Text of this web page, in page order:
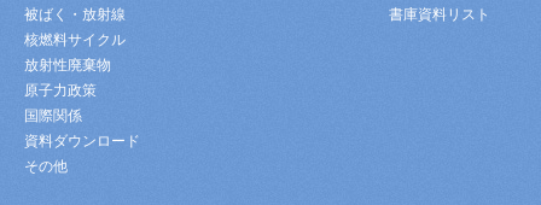
被ばく・放射線
核燃料サイクル
放射性廃棄物
原子力政策
国際関係
資料ダウンロード
その他
書庫資料リスト